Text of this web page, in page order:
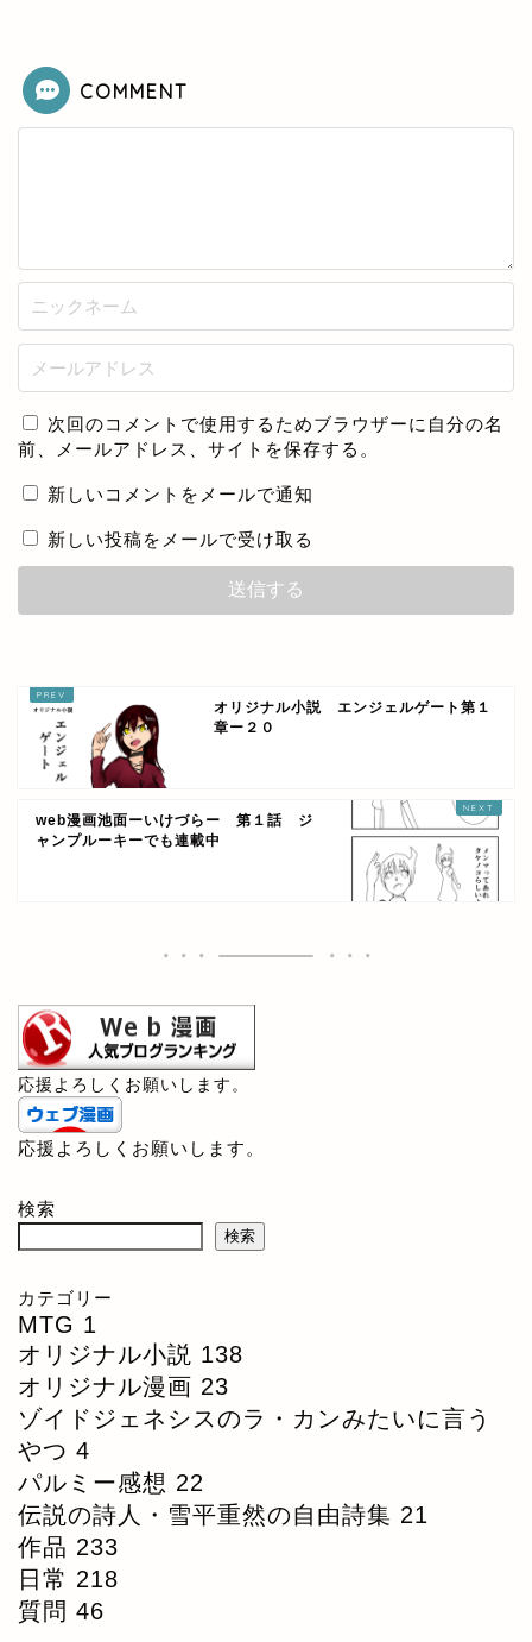
COMMENT
次回のコメントで使用するためブラウザーに自分の名
前、メールアドレス、サイトを保存する。
新しいコメントをメールで通知
新しい投稿をメールで受け取る
オリジナル小説 エンジェルゲート第１
章ー２０
web漫画池面ーいけづらー 第１話 ジ
ャンプルーキーでも連載中
応援よろしくお願いします。
応援よろしくお願いします。
検索
検索
カテゴリー
MTG 1
オリジナル小説 138
オリジナル漫画 23
ゾイドジェネシスのラ・カンみたいに言う
やつ 4
パルミー感想 22
伝説の詩人・雪平重然の自由詩集 21
作品 233
日常 218
質問 46